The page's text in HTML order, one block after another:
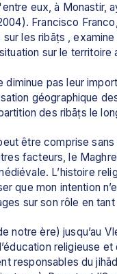
eux, à Monastir,
Francisco
les ribāṭs , examine
sur le territoire
pas leur
géographique
des ribāṭs le
être comprise
facteurs, le
L’histoire
que mon intention
sur son rôle en
notre ère) jusqu’au
religieuse
responsables du